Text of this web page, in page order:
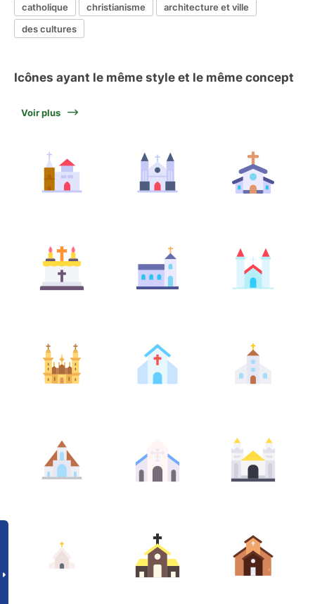
catholique
christianisme
architecture et ville
des cultures
Icônes ayant le même style et le même concept
Voir plus